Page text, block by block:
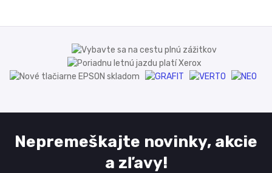
Nepremeškajte novinky, akcie
a zľavy!